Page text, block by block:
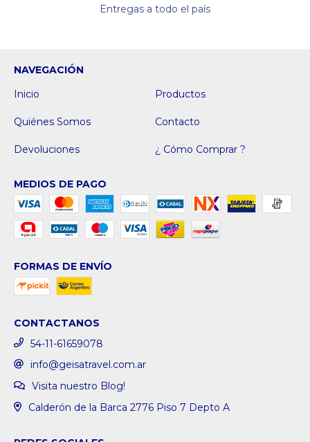
Entregas a todo el país
NAVEGACIÓN
Inicio
Productos
Quiénes Somos Contacto
Devoluciones ¿ Cómo Comprar ?
MEDIOS DE PAGO
FORMAS DE ENVÍO
CONTACTANOS
54-11-61659078
info@geisatravel.com.ar
Visita nuestro Blog!
Calderón de la Barca 2776 Piso 7 Depto A